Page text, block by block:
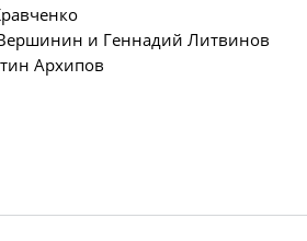
и Геннадий Литвинов
Архипов